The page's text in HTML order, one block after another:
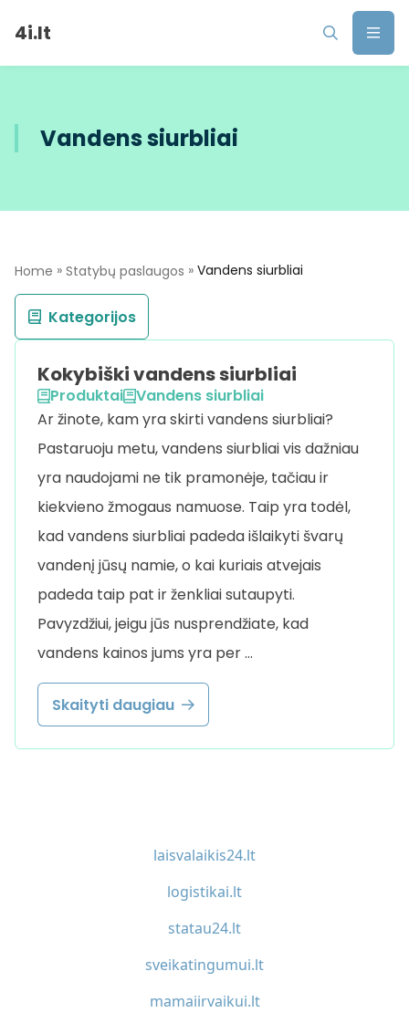
4i.lt
Vandens siurbliai
Home » Statybų paslaugos » Vandens siurbliai
Kokybiški vandens siurbliai
Produktai
Vandens siurbliai
Ar žinote, kam yra skirti vandens siurbliai?
Pastaruoju metu, vandens siurbliai vis dažniau
yra naudojami ne tik pramonėje, tačiau ir
kiekvieno žmogaus namuose. Taip yra todėl,
kad vandens siurbliai padeda išlaikyti švarų
vandenį jūsų namie, o kai kuriais atvejais
padeda taip pat ir ženkliai sutaupyti.
Pavyzdžiui, jeigu jūs nusprendžiate, kad
vandens kainos jums yra per …
Skaityti daugiau
Kategorijos
laisvalaikis24.lt
logistikai.lt
statau24.lt
sveikatingumui.lt
mamaiirvaikui.lt